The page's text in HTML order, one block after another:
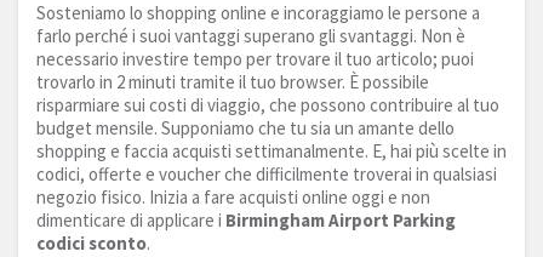
Sosteniamo lo shopping online e incoraggiamo le persone a
farlo perché i suoi vantaggi superano gli svantaggi. Non è
necessario investire tempo per trovare il tuo articolo; puoi
trovarlo in 2 minuti tramite il tuo browser. È possibile
risparmiare sui costi di viaggio, che possono contribuire al tuo
budget mensile. Supponiamo che tu sia un amante dello
shopping e faccia acquisti settimanalmente. E, hai più scelte in
codici, offerte e voucher che difficilmente troverai in qualsiasi
negozio fisico. Inizia a fare acquisti online oggi e non
dimenticare di applicare i Birmingham Airport Parking
codici sconto.